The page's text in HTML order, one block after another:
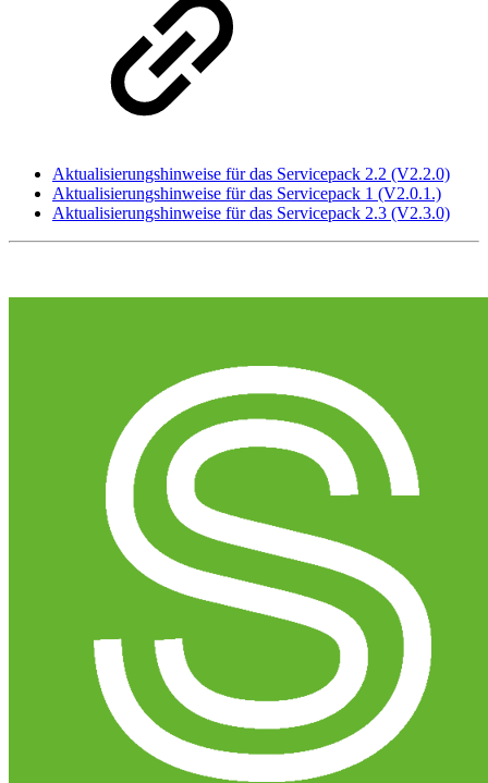
Aktualisierungshinweise für das Servicepack 2.2 (V2.2.0)
Aktualisierungshinweise für das Servicepack 1 (V2.0.1.)
Aktualisierungshinweise für das Servicepack 2.3 (V2.3.0)